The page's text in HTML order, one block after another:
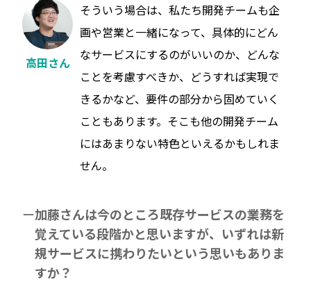
高田さん
そういう場合は、私たち開発チームも企
画や営業と一緒になって、具体的にどん
なサービスにするのがいいのか、どんな
ことを考慮すべきか、どうすれば実現で
きるかなど、要件の部分から固めていく
こともあります。そこも他の開発チーム
にはあまりない特色といえるかもしれま
せん。
加藤さんは今のところ既存サービスの業務を
覚えている段階かと思いますが、いずれは新
規サービスに携わりたいという思いもありま
すか？